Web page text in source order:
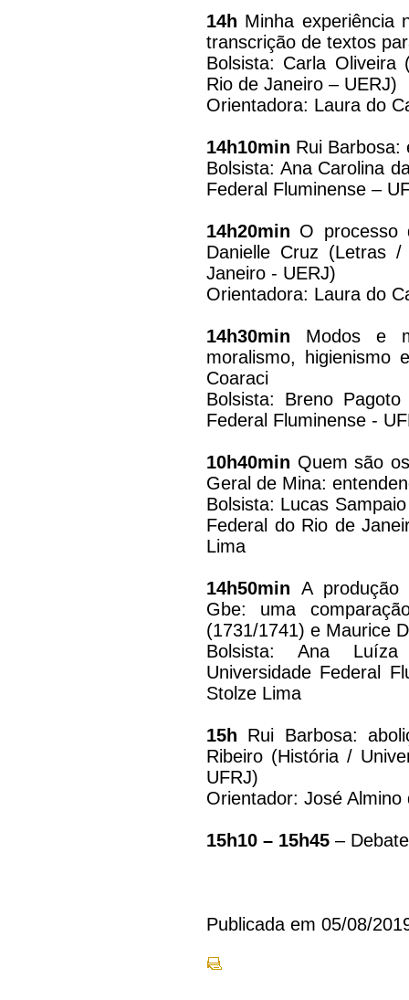
14h Minha experiência
transcrição de textos
Bolsista: Carla Oliveira
Rio de Janeiro – UERJ)
Orientadora: Laura do
14h10min Rui
Bolsista: Ana Carolina
Federal Fluminense –
14h20min O processo
Danielle Cruz (Letras
Janeiro - UERJ)
Orientadora: Laura do
14h30min Modos e
moralismo, higienismo
Coaraci
Bolsista: Breno
Federal Fluminense -
10h40min Quem são
Geral de Mina:
Bolsista: Lucas
Federal do Rio de
Lima
14h50minA produção
Gbe: uma
(1731/1741) e Maurice
Bolsista: Ana
Universidade Federal
Stolze Lima
15h Rui Barbosa:
Ribeiro (História /
UFRJ)
Orientador: José
15h10 – 15h45 –
Publicada em 05/08/